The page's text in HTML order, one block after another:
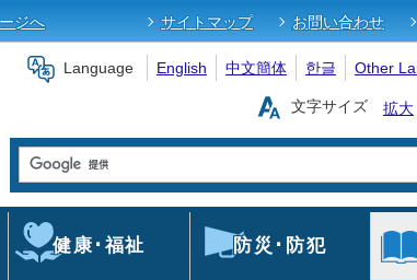
ジへ サイトマップ お問い合わせ
Language English 中文簡体 한글 Other
文字サイズ 拡大
健康･福祉 防災･防犯